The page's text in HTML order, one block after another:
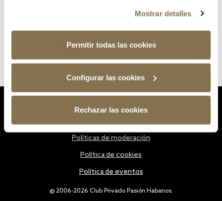
Mostrar detalles
Permitir todas las cookies
Configurar las cookies
Rechazar las cookies
@ 2006-2026 Club Privado Pasión Habanos.
Políticas de moderación
Política de cookies
Política de eventos